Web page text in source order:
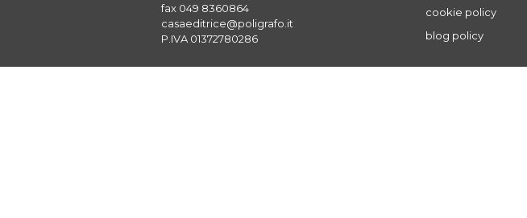
fax 049 8360864
casaeditrice@poligrafo.it
P.IVA 01372780286
cookie policy
blog policy